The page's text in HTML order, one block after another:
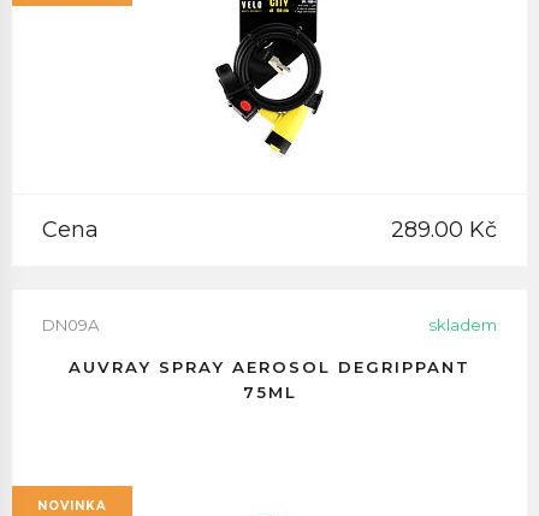
Cena 289.00 Kč
DN09A skladem
AUVRAY SPRAY AEROSOL DEGRIPPANT
75ML
NOVINKA